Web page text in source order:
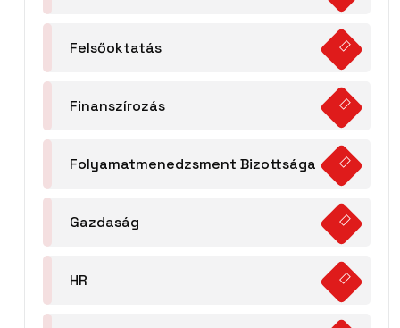
Felsőoktatás
Finanszírozás
Folyamatmenedzsment Bizottsága
Gazdaság
HR